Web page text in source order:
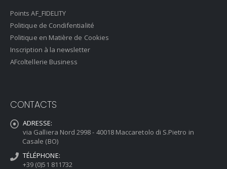
Points AF_FIDELITY
Politique de Condifentialité
Politique en Matière de Cookies
Inscription à la newsletter
AFcoltellerie Business
CONTACTS
ADRESSE:
via Galliera Nord 2998 - 40018 Maccaretolo di S.Pietro in
Casale (BO)
TÉLÉPHONE:
+39 (0)51 811732